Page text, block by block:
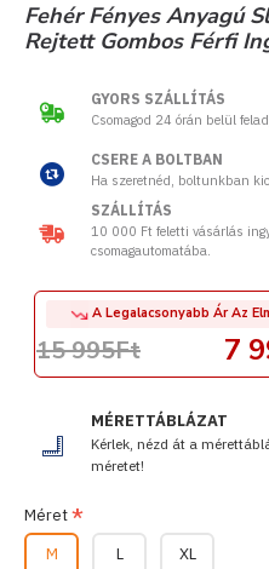
Fehér Fényes Anyagú
Rejtett Gombos Férfi
MÉRETTÁBLÁZAT
Kérlek, nézd át a
méretet!
7
A Legalacsonyabb Ár Az
15 995Ft
Méret
M
L XL
GYORS SZÁLLÍTÁS
Csomagod 24 órán belül
CSERE A BOLTBAN
Ha szeretnéd, boltunkban
SZÁLLÍTÁS
10 000 Ft feletti vásárlás
csomagautomatába.